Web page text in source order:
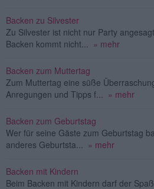
Backen zu Silvester
Zu Silvester ist nicht nur Party
Backen kommt nicht...
» mehr
Backen zum Muttertag
Zum Muttertag eine süße
Anregungen und Tipps f...
» mehr
Backen zum Geburtstag
Wer für seine Gäste zum Geburtstag
anderes Geburtsta...
» mehr
Backen mit Kindern
Beim Backen mit Kindern darf der